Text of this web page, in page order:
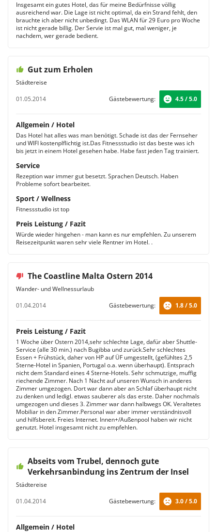
Insgesamt ein gutes Hotel, das für meine Bedürfnisse völlig
ausreichend war. Die Lage ist nicht optimal, da ein Strand fehlt, den
brauchte ich aber nicht unbedingt. Das WLAN für 29 Euro pro Woche
ist nicht gerade billig. Der Servie ist mal gut, mal weniger, je
nachdem, wer gerade bedient.
Gut zum Erholen
Städtereise
01.05.2014
Gästebewertung: 4.5 / 5.0
Allgemein / Hotel
Das Hotel hat alles was man benötigt. Schade ist das der Fernseher
und WIFI kostenplflichtig ist.Das Fitnessstudio ist das beste was ich
bis jetzt in einem Hotel gesehen habe. Habe fast jeden Tag trainiert.
Service
Rezeption war immer gut besetzt. Sprachen Deutsch. Haben
Probleme sofort bearbeitet.
Sport / Wellness
Fitnessstudio ist top
Preis Leistung / Fazit
Würde wieder hingehen - man kann es nur empfehlen. Zu unserem
Reisezeitpunkt waren sehr viele Rentner im Hotel. .
The Coastline Malta Ostern 2014
Wander- und Wellnessurlaub
01.04.2014
Gästebewertung: 1.8 / 5.0
Preis Leistung / Fazit
1 Woche über Ostern 2014,sehr schlechte Lage, dafür aber Shuttle-
Service (alle 30 min.) nach Bugibba und zurück.Sehr schlechtes
Essen + Frühstück, daher von HP auf ÜF umgestellt, (gefühltes 2,5
Sterne-Hotel in Spanien, Portugal o.a. wenn überhaupt). Entsprach
nicht dem Standard eines 4 Sterne-Hotels. Sehr schmutzige, muffig
riechende Zimmer. Nach 1 Nacht auf unseren Wunsch in anderes
Zimmer umgezogen. Dort war dann aber an Schlaf überhaupt nicht
zu denken und ledigl. etwas sauberer als das erste. Daher nochmals
umgezogen und dieses 3. Zimmer war dann halbwegs OK. Veraltetes
Mobiliar in den Zimmer.Personal war aber immer verständnisvoll
und hilfsbereit. Freies Internet. Innen+/Außenpool haben wir nicht
genutzt. Hotel insgesamt nicht zu empfehlen.
Abseits vom Trubel, dennoch gute
Verkehrsanbindung ins Zentrum der Insel
Städtereise
01.04.2014
Gästebewertung: 3.0 / 5.0
Allgemein / Hotel